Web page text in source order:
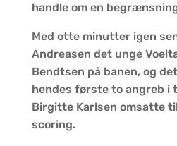
handle om en
Med otte minutter igen
Andreasen det unge
Bendtsen på banen, og
hendes første to angreb i
Birgitte Karlsen omsatte
scoring.